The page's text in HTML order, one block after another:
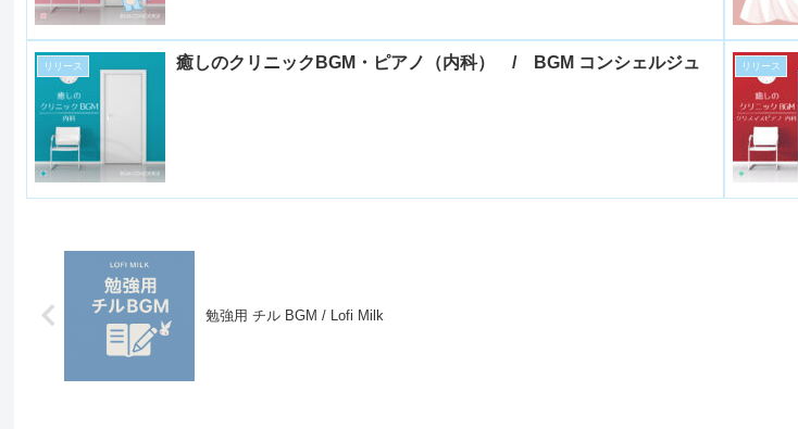
リリース 癒しのクリニックBGM・ピアノ（内科） / BGM コンシェルジュ リリース
勉強用 チル BGM / Lofi Milk